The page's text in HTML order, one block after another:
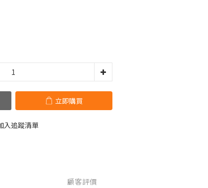
立即購買
入追蹤清單
顧客評價